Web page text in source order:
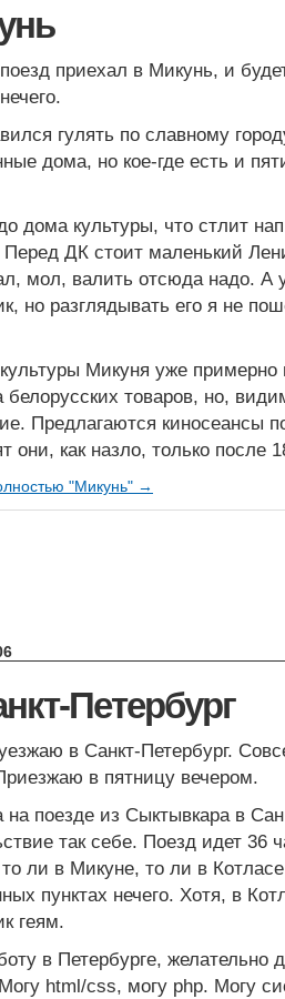
приехал в Микунь, и
гулять по славному
дома, но кое-где есть и
дома культуры, что стлит
Перед ДК стоит маленький
мол, валить отсюда надо. А
но разглядывать его я не
Микуня уже примерно
белорусских товаров, но,
Предлагаются киносеансы
они, как назло, только после
"Микунь" →
Петербург
в Санкт-Петербург.
в пятницу вечером.
на поезде из Сыктывкара в
так себе. Поезд идет 36
ли в Микуне, то ли в
пунктах нечего. Хотя, в
геям.
в Петербурге, желательно
html/css, могу php. Могу